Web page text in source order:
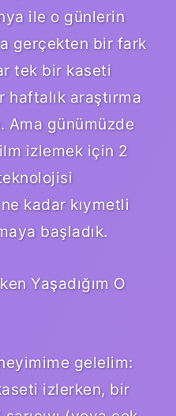
ile o günlerin
gerçekten bir fark
tek bir kaseti
araştırma
Ama günümüzde
izlemek için 2
kadar kıymetli
başladık.
Yaşadığım O
gelelim:
izlerken, bir